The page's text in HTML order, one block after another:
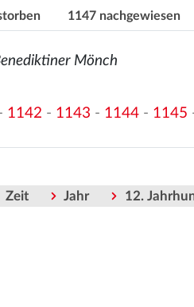
1147 nachgewiesen
Mönch
1142 - 1143 - 1144 - 1145
Zeit Jahr 12.